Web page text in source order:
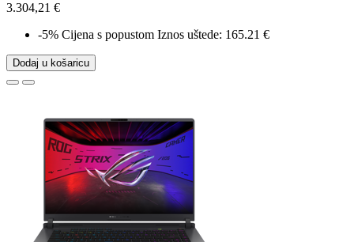
3.304,21 €
-5% Cijena s popustom Iznos uštede: 165.21 €
Dodaj u košaricu